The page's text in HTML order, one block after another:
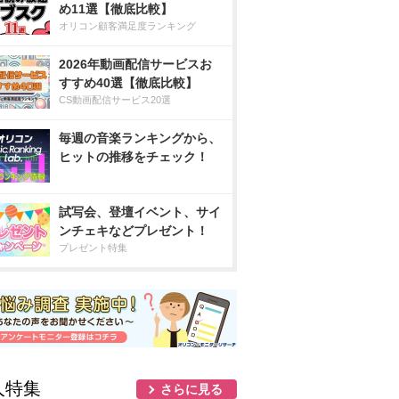
め11選【徹底比較】
オリコン顧客満足度ランキング
2026年動画配信サービスお
すすめ40選【徹底比較】
CS動画配信サービス20選
毎週の音楽ランキングから、
ヒットの推移をチェック！
試写会、登壇イベント、サイ
ンチェキなどプレゼント！
プレゼント特集
特集 さらに見る